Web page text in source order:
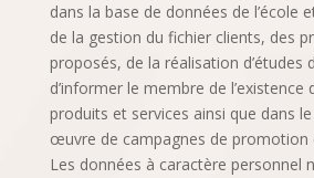
dans la base de données de l’école
de la gestion du fichier clients, des
proposés, de la réalisation d’études
d’informer le membre de l’existence
produits et services ainsi que dans
œuvre de campagnes de promotion
Les données à caractère personnel